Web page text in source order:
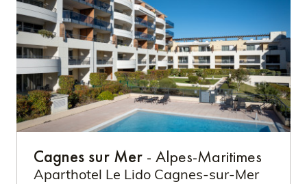
Cagnes sur Mer - Alpes-Maritimes
Aparthotel Le Lido Cagnes-sur-Mer